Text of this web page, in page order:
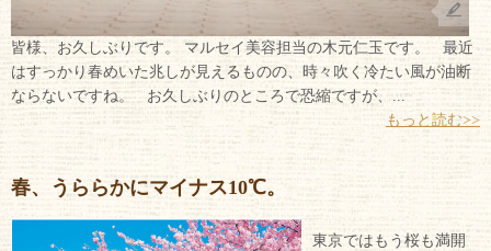
皆様、お久しぶりです。 マルセイ美容担当の木元仁玉です。 最近
はすっかり春めいた兆しが見えるものの、時々吹く冷たい風が油断
ならないですね。 お久しぶりのところで恐縮ですが、...
もっと読む>>
春、うららかにマイナス10℃。
東京ではもう桜も満開